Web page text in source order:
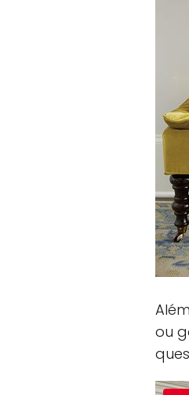
ou